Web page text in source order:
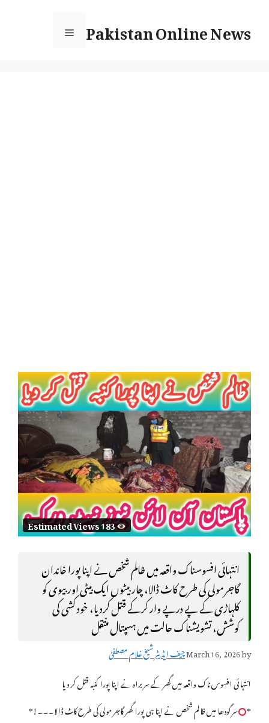
content
Pakistan Online News
Menu
Estimated Views 183
انتہائی افسوسناک واقعہ میں ظالم شخص نے اپنا پورا خاندان
گاجر مولی کی طرح کاٹ ڈالا، چار بیٹوں ایک بیٹی اور بیوی کو
کلہاڑی کے پے درپے وار کرکے قتل کردیا، خود کشی کی
کوشش، تشویشناک حالت میں ہسپتال منتقل
March 16, 2026by
چیف ایڈیٹر شیخ غلام مصطفیٰ
انتہائی افسوس ناک واقعہ میں گھر کے سربراہ نے اپنا پورا کنبہ قتل کر دیا
* سرگودھا میں ظالم شخص نے اپنا ہی پورا گھر گاجر مولی کی طرح کاٹ ڈالا۔۔۔!*